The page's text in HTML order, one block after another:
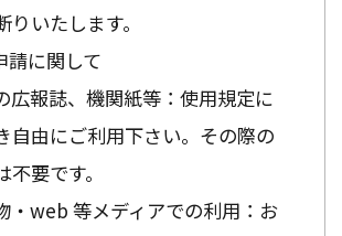
りいたします。
請に関して
報誌、機関紙等：使用規定に
自由にご利用下さい。その際の
不要です。
web 等メディアでの利用：お